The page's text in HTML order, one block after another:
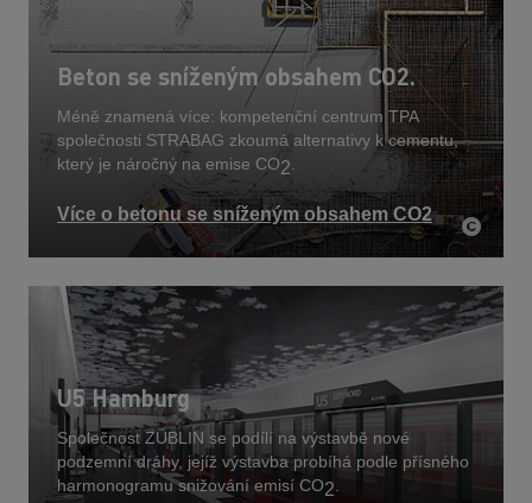
Beton se sníženým obsahem CO2.
Méně znamená více: kompetenční centrum TPA
společnosti STRABAG zkoumá alternativy k cementu,
který je náročný na emise CO2
Více o betonu se sníženým obsahem CO2
U5 Hamburg
Společnost ZÜBLIN se podílí na výstavbě nové
podzemní dráhy, jejíž výstavba probíhá podle přísného
harmonogramu snižování emisí CO2